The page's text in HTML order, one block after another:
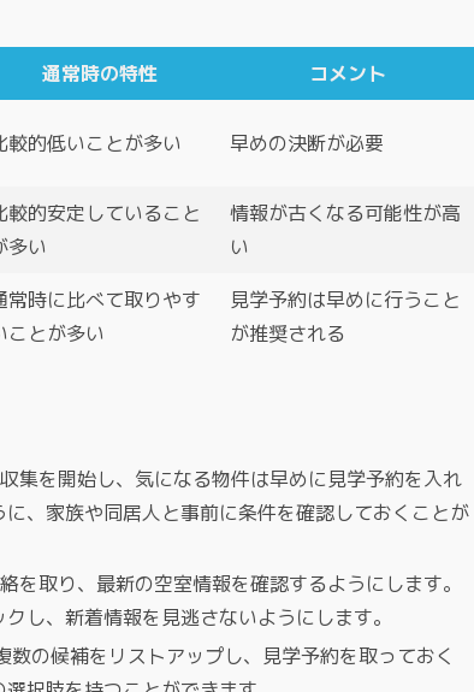
通常時の特性 コメント
較的低いことが多い 早めの決断が必要
較的安定していること
多い
情報が古くなる可能性が高
い
常時に比べて取りやす
ことが多い
見学予約は早めに行うこと
が推奨される
集を開始し、気になる物件は早めに見学予約を入れ
、家族や同居人と事前に条件を確認しておくことが
を取り、最新の空室情報を確認するようにします。
し、新着情報を見逃さないようにします。
数の候補をリストアップし、見学予約を取っておく